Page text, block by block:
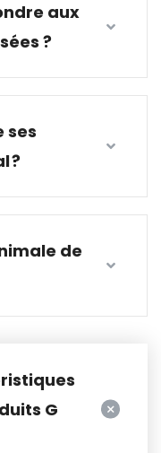
aux
?
ses
?
de
G